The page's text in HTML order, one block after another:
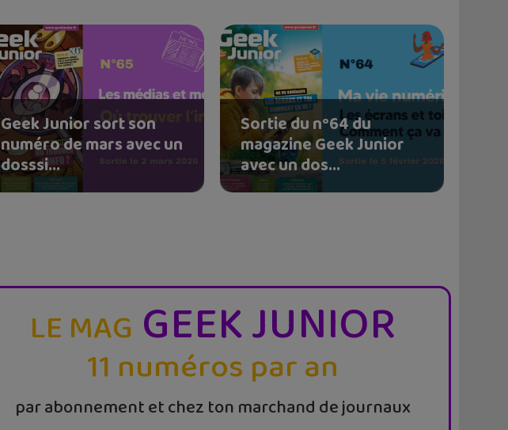
Geek Junior sort son
numéro de mars avec un
dosssi...
Sortie du n°64 du
magazine Geek Junior
avec un dos...
LE MAG GEEK JUNIOR
11 numéros par an
par abonnement et chez ton marchand de journaux